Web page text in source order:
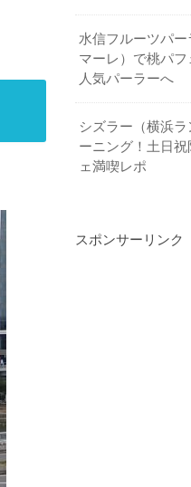
水信フルーツパ
マーレ）で桃パ
人気パーラーへ
シズラー（横浜
ーニング！土日
ェ満喫レポ
スポンサーリンク